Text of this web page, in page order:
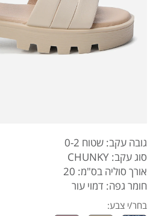
גובה עקב: שטוח 0-2
סוג עקב: CHUNKY
אורך סוליה בס"מ: 20
חומר גפה: דמוי עור
בחר/י צבע: